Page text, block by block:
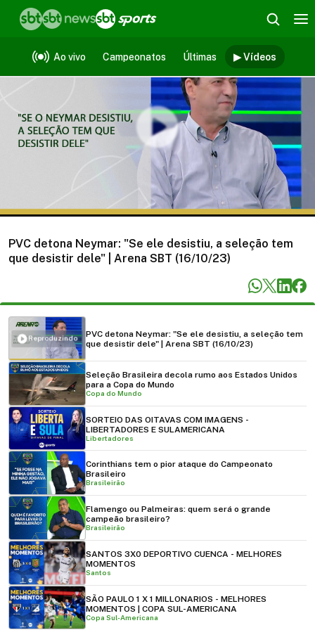
Ao vivo Campeonatos Últimas ▶ Vídeos
Vídeos
PVC detona Neymar: "Se ele desistiu, a seleção tem
que desistir dele" | Arena SBT (16/10/23)
Reproduzindo
PVC detona Neymar: "Se ele desistiu, a seleção tem
que desistir dele" | Arena SBT (16/10/23)
Seleção Brasileira decola rumo aos Estados Unidos
para a Copa do Mundo
Copa do Mundo
SORTEIO DAS OITAVAS COM IMAGENS -
LIBERTADORES E SULAMERICANA
Libertadores
Corinthians tem o pior ataque do Campeonato
Brasileiro
Brasileirão
Flamengo ou Palmeiras: quem será o grande
campeão brasileiro?
Brasileirão
SANTOS 3X0 DEPORTIVO CUENCA - MELHORES
MOMENTOS
Santos
SÃO PAULO 1 X 1 MILLONARIOS - MELHORES
MOMENTOS | COPA SUL-AMERICANA
Copa Sul-Americana